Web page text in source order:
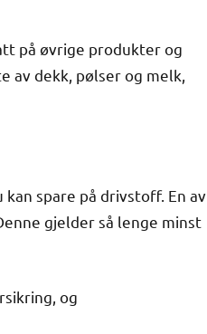
på øvrige produkter og
av dekk, pølser og melk,
spare på drivstoff. En av
gjelder så lenge minst
og